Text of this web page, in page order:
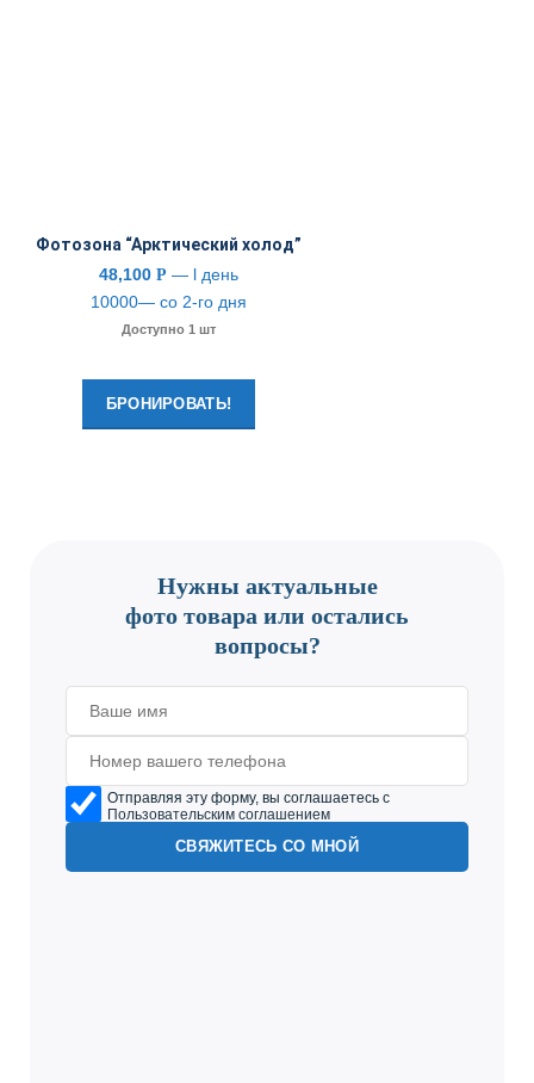
Фотозона “Арктический холод”
48,100 Р — l день
10000— со 2-го дня
Доступно 1 шт
БРОНИРОВАТЬ!
Нужны актуальные
фото товара или остались
вопросы?
Отправляя эту форму, вы соглашаетесь с
Пользовательским соглашением